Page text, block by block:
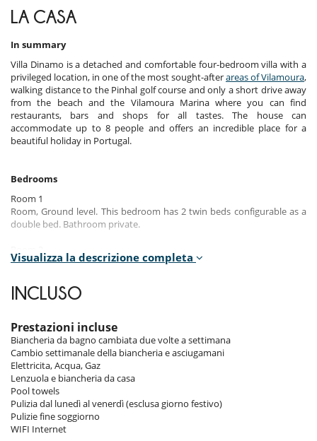
LA CASA
In summary
Villa Dinamo is a detached and comfortable four-bedroom villa with a
privileged location, in one of the most sought-afterareas of Vilamoura,
walking distance to the Pinhal golf course and only a short drive away
from the beach and the Vilamoura Marina where you can find
restaurants, bars and shops for all tastes. The house can
accommodate up to 8 people and offers an incredible place for a
beautiful holiday in Portugal.
Bedrooms
Room 1
Room, Ground level. This bedroom has 2 twin beds configurable as a
double bed. Bathroom private.
Room, Ground level. This bedroom has 1 double bed. Bathroom
Room 3
This bedroom includes also private terrace.
Room 4
Room, 1st floor. This bedroom has 1 double bed. Bathroom private.
This bedroom includes also private terrace.
Note :One of the bedrooms has a flat screen TV with Portuguese cable
system.
Visualizza la descrizione completa
INCLUSO
Prestazioni incluse
Biancheria da bagno cambiata due volte a settimana
Cambio settimanale della biancheria e asciugamani
Elettricita, Acqua, Gaz
Lenzuola e biancheria da casa
Pool towels
Pulizia dal lunedì al venerdì (esclusa giorno festivo)
Pulizie fine soggiorno
WIFI Internet